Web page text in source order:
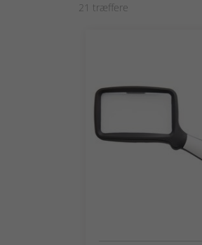
21 træffere